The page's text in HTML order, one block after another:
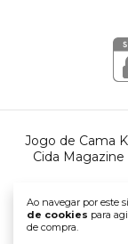
Ao navegar por este
de cookies para
de compra.
Jogo de Cama
Cida